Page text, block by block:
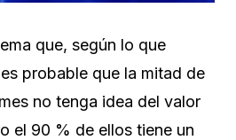
que, según lo que
probable que la mitad de
no tenga idea del valor
el 90 % de ellos tiene un